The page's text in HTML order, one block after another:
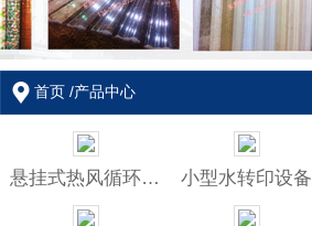
首页 /产品中心
悬挂式热风循环烘干炉 小型水转印设备